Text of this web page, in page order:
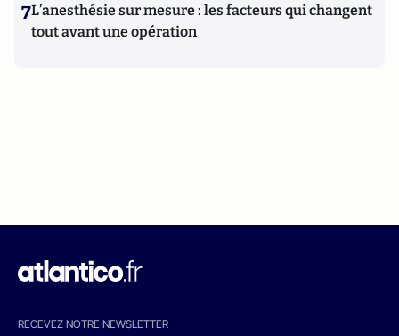
7L’anesthésie sur mesure : les facteurs qui changent
tout avant une opération
RECEVEZ NOTRE NEWSLETTER